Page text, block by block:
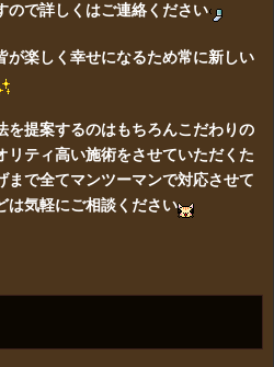
ので詳しくはご連絡ください
が楽しく幸せになるため常に新しい
を提案するのはもちろんこだわりの
リティ高い施術をさせていただくた
まで全てマンツーマンで対応させて
は気軽にご相談ください